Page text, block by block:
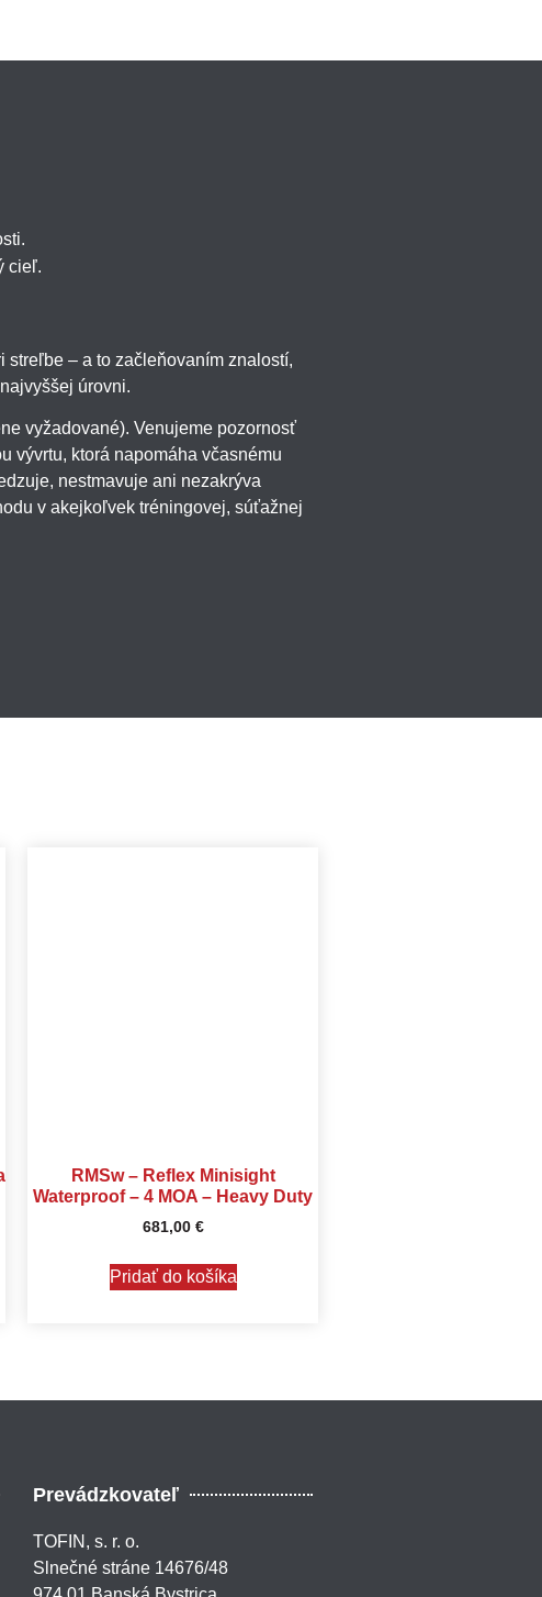
cieľ.
– a to začleňovaním znalostí,
úrovni.
vyžadované). Venujeme pozornosť
vývrtu, ktorá napomáha včasnému
nestmavuje ani nezakrýva
v akejkoľvek tréningovej, súťažnej
RMSw – Reflex Minisight
Waterproof – 4 MOA – Heavy Duty
681,00 €
Pridať do košíka
Prevádzkovateľ
TOFIN, s. r. o.
Slnečné stráne 14676/48